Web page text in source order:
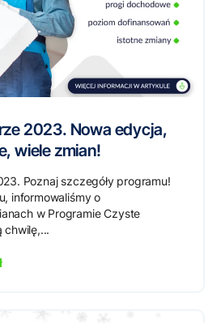
2023. Nowa edycja,
wiele zmian!
Poznaj szczegóły programu!
informowaliśmy o
w Programie Czyste
chwilę,...